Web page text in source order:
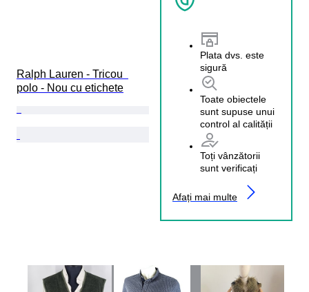
Ralph Lauren - Tricou
polo - Nou cu etichete
Plata dvs. este
sigură
Toate obiectele
sunt supuse unui
control al calității
Toți vânzătorii
sunt verificați
Afați mai multe